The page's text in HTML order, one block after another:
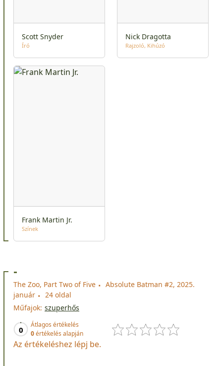
Scott Snyder
Író
Nick Dragotta
Rajzoló Kihúzó
Frank Martin Jr.
Színek
-
The Zoo, Part Two of Five
Absolute Batman #2, 2025.
január
24 oldal
Műfajok: szuperhős
0
Átlagos értékelés
0értékelés alapján
Az értékeléshez lépj be.